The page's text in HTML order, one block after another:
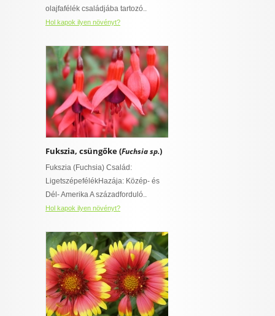
olajfafélék családjába tartozó..
Hol kapok ilyen növényt?
Fukszia, csüngőke (Fuchsia sp.)
Fukszia (Fuchsia) Család:
LigetszépefélékHazája: Közép- és
Dél- Amerika A századforduló..
Hol kapok ilyen növényt?